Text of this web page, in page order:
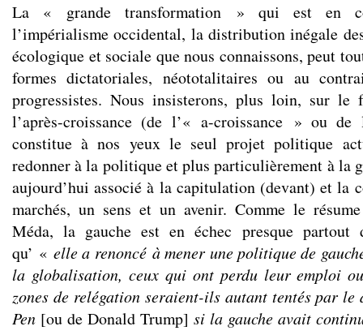
La « grande transformation » qui est en
l’impérialisme occidental, la distribution inégale
écologique et sociale que nous connaissons, peut
formes dictatoriales, néototalitaires ou au
progressistes. Nous insisterons, plus loin, sur
l’après-croissance (de l’« a-croissance » ou
constitue à nos yeux le seul projet politique
redonner à la politique et plus particulièrement à la
aujourd’hui associé à la capitulation (devant) et la
marchés, un sens et un avenir. Comme le
Méda, la gauche est en échec presque partout
qu’ « elle a renoncé à mener une politique de
la globalisation, ceux qui ont perdu leur emploi
zones de relégation seraient-ils autant tentés par
Pen [ou de Donald Trump] si la gauche avait